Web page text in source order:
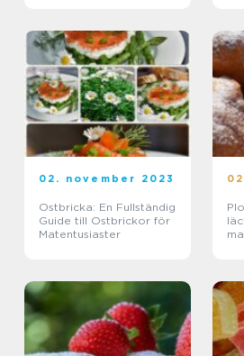
02. november 2023
Ostbricka: En Fullständig
Guide till Ostbrickor för
Matentusiaster